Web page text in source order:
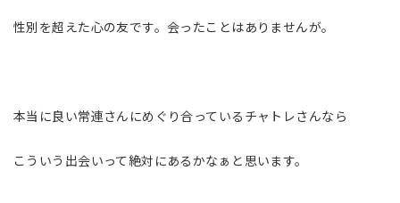
性別を超えた心の友です。会ったことはありませんが。
本当に良い常連さんにめぐり合っているチャトレさんなら
こういう出会いって絶対にあるかなぁと思います。